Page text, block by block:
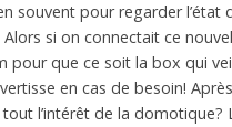
souvent pour regarder l’état
Alors si on connectait ce
pour que ce soit la box qui
en cas de besoin!
l’intérêt de la domotique?